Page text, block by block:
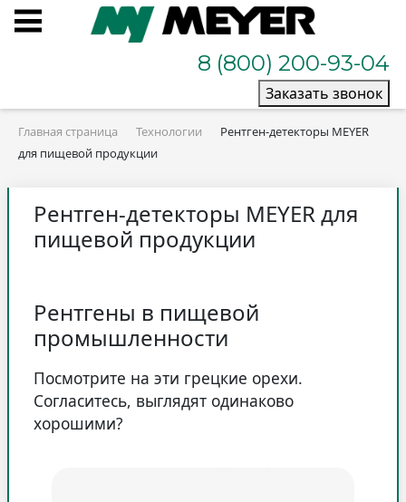
8 (800) 200-93-04
Заказать звонок
Главная страница Технологии
Рентген-детекторы MEYER
для пищевой продукции
Рентген-детекторы MEYER для
пищевой продукции
Рентгены в пищевой
промышленности
Посмотрите на эти грецкие орехи.
Согласитесь, выглядят одинаково
хорошими?